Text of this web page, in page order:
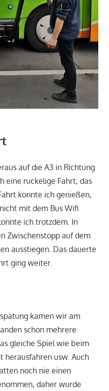
auf die A3 in Richtung
eine ruckelige Fahrt, das
konnte ich genießen,
mit dem Bus Wifi
ich trotzdem. In
Zwischenstopp auf dem
ausstiegen. Das dauerte
ging weiter.
kamen wir am
schon mehrere
gleiche Spiel wie beim
herausfahren usw. Auch
noch nie einen
daher wurde